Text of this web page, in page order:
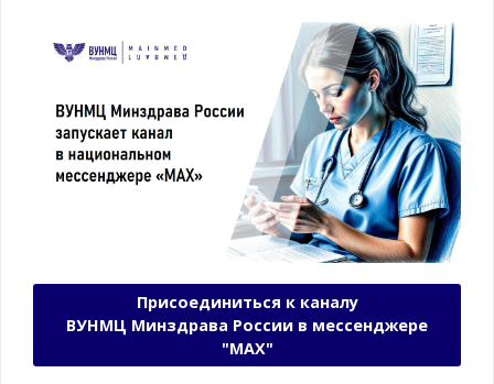
Присоединиться к каналу
ВУНМЦ Минздрава России в мессенджере
"МАХ"